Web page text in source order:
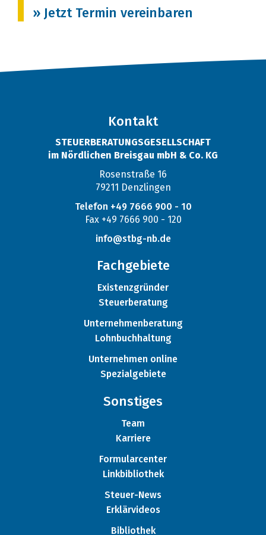
» Jetzt Termin vereinbaren
Kontakt
STEUERBERATUNGSGESELLSCHAFT
im Nördlichen Breisgau mbH & Co. KG
Rosenstraße 16
79211 Denzlingen
Telefon +49 7666 900 - 10
Fax +49 7666 900 - 120
info@stbg-nb.de
Fachgebiete
Existenzgründer
Steuerberatung
Unternehmenberatung
Lohnbuchhaltung
Unternehmen online
Spezialgebiete
Sonstiges
Team
Karriere
Formularcenter
Linkbibliothek
Steuer-News
Erklärvideos
Bibliothek